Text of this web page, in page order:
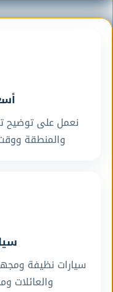
نعمل على توضيح
والمنطقة
سيارات نظيفة
والعائلات